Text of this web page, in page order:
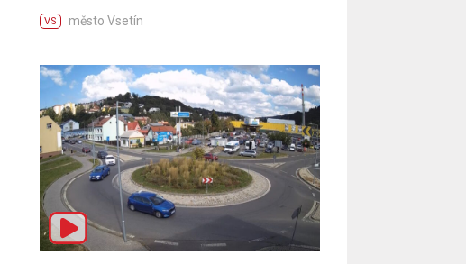
VS město Vsetín